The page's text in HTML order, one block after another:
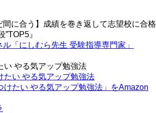
に合う】成績を巻き返して志望校に合格
』
い やる気アップ勉強法